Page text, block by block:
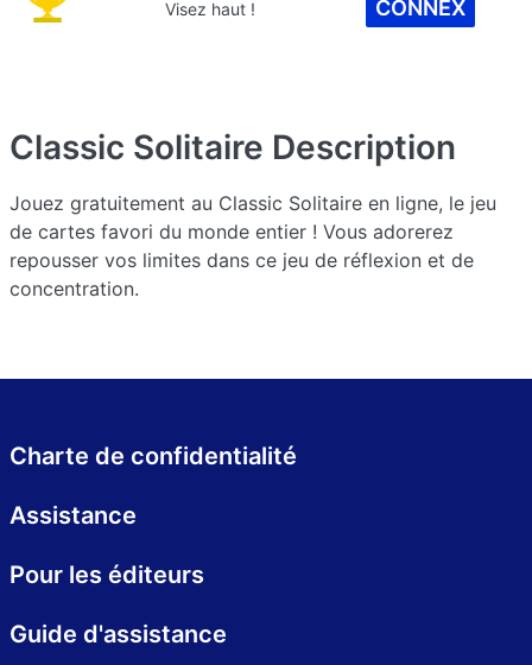
Visez haut ! CONNEX
Classic Solitaire Description
Jouez gratuitement au Classic Solitaire en ligne, le jeu
de cartes favori du monde entier ! Vous adorerez
repousser vos limites dans ce jeu de réflexion et de
concentration.
Charte de confidentialité
Assistance
Pour les éditeurs
Guide d'assistance